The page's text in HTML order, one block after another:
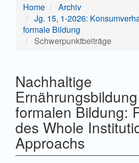
Home
Archiv
Jg. 15, 1-2026:
formale Bildung
Schwerpunktbeiträge
Nachhaltige
formalen Bildung:
des Whole
Approachs